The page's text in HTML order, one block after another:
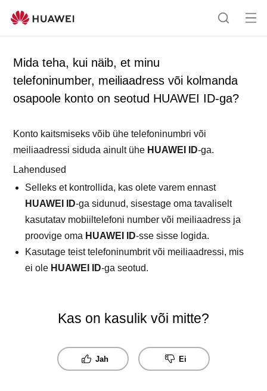
O
n
g
Av
Mida teha, kui näib, et minu
telefoninumber, meiliaadress või kolmanda
osapoole konto on seotud HUAWEI ID-ga?
Konto kaitsmiseks võib ühe telefoninumbri või
meiliaadressi siduda ainult ühe HUAWEI ID-ga.
Lahendused
Selleks et kontrollida, kas olete varem ennast
HUAWEI ID-ga sidunud, sisestage oma tavaliselt
kasutatav mobiiltelefoni number või meiliaadress ja
proovige oma HUAWEI ID-sse sisse logida.
Kasutage teist telefoninumbrit või meiliaadressi, mis
ei ole HUAWEI ID-ga seotud.
Kas on kasulik või mitte?
Jah Ei